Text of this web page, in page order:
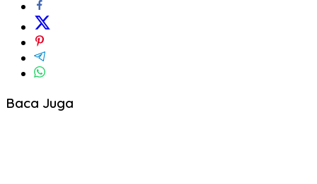
Baca Juga